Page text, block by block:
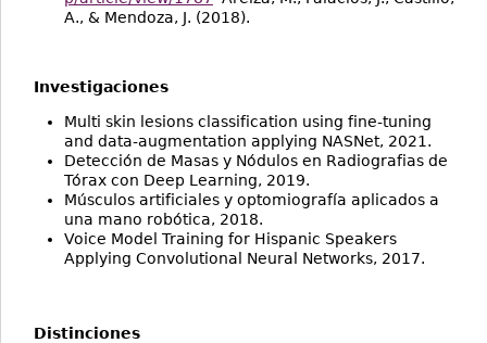
A., & Mendoza, J. (2018).
Investigaciones
Multi skin lesions classification using fine-tuning
and data-augmentation applying NASNet, 2021.
Detección de Masas y Nódulos en Radiografias de
Tórax con Deep Learning, 2019.
Músculos artificiales y optomiografía aplicados a
una mano robótica, 2018.
Voice Model Training for Hispanic Speakers
Applying Convolutional Neural Networks, 2017.
Distinciones